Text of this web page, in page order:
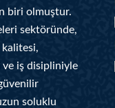
biri olmuştur.
sektöründe,
iş disipliniyle
soluklu